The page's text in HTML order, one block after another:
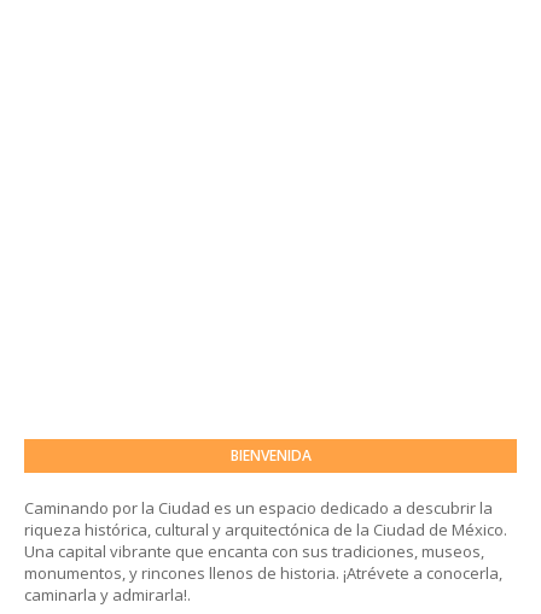
BIENVENIDA
Caminando por la Ciudad es un espacio dedicado a descubrir la
riqueza histórica, cultural y arquitectónica de la Ciudad de México.
Una capital vibrante que encanta con sus tradiciones, museos,
monumentos, y rincones llenos de historia. ¡Atrévete a conocerla,
caminarla y admirarla!.